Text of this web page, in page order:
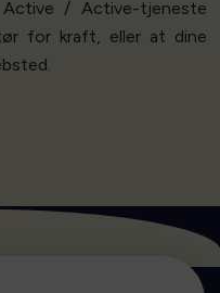
Active / Active-tjeneste
for kraft, eller at dine